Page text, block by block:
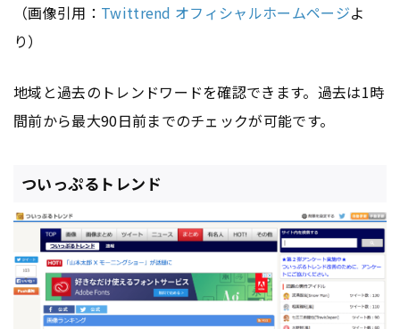
（画像引用： Twittrend オフィシャルホームページよ
り）
地域と過去のトレンドワードを確認できます。過去は1時
間前から最大90日前までのチェックが可能です。
ついっぷるトレンド